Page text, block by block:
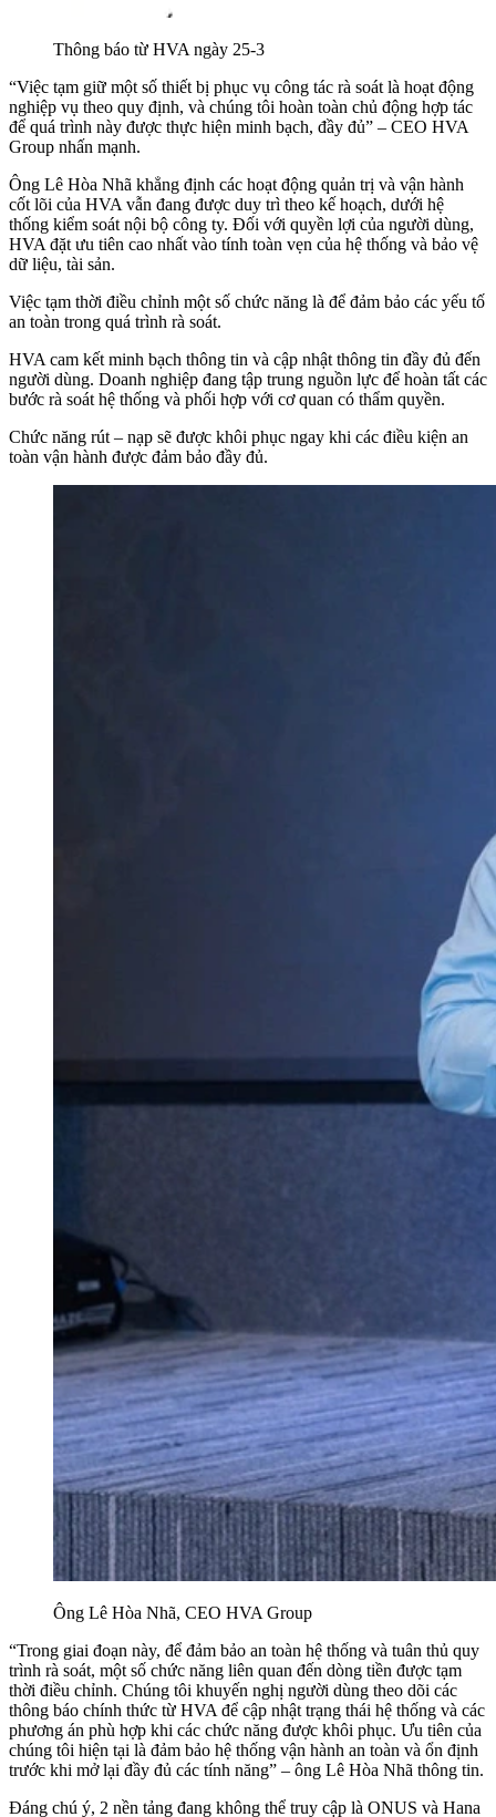
Thông báo từ HVA ngày 25-3
“Việc tạm giữ một số thiết bị phục vụ công tác rà soát là hoạt động
nghiệp vụ theo quy định, và chúng tôi hoàn toàn chủ động hợp tác
để quá trình này được thực hiện minh bạch, đầy đủ” – CEO HVA
Group nhấn mạnh.
Ông Lê Hòa Nhã khẳng định các hoạt động quản trị và vận hành
cốt lõi của HVA vẫn đang được duy trì theo kế hoạch, dưới hệ
thống kiểm soát nội bộ công ty. Đối với quyền lợi của người dùng,
HVA đặt ưu tiên cao nhất vào tính toàn vẹn của hệ thống và bảo vệ
dữ liệu, tài sản.
Việc tạm thời điều chỉnh một số chức năng là để đảm bảo các yếu tố
an toàn trong quá trình rà soát.
HVA cam kết minh bạch thông tin và cập nhật thông tin đầy đủ đến
người dùng. Doanh nghiệp đang tập trung nguồn lực để hoàn tất các
bước rà soát hệ thống và phối hợp với cơ quan có thẩm quyền.
Chức năng rút – nạp sẽ được khôi phục ngay khi các điều kiện an
toàn vận hành được đảm bảo đầy đủ.
Ông Lê Hòa Nhã, CEO HVA Group
“Trong giai đoạn này, để đảm bảo an toàn hệ thống và tuân thủ quy
trình rà soát, một số chức năng liên quan đến dòng tiền được tạm
thời điều chỉnh. Chúng tôi khuyến nghị người dùng theo dõi các
thông báo chính thức từ HVA để cập nhật trạng thái hệ thống và các
phương án phù hợp khi các chức năng được khôi phục. Ưu tiên của
chúng tôi hiện tại là đảm bảo hệ thống vận hành an toàn và ổn định
trước khi mở lại đầy đủ các tính năng” – ông Lê Hòa Nhã thông tin.
Đáng chú ý, 2 nền tảng đang không thể truy cập là ONUS và Hana